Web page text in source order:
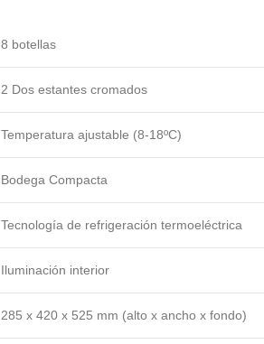
8 botellas
2 Dos estantes cromados
Temperatura ajustable (8-18ºC)
Bodega Compacta
Tecnología de refrigeración termoeléctrica
Iluminación interior
285 x 420 x 525 mm (alto x ancho x fondo)